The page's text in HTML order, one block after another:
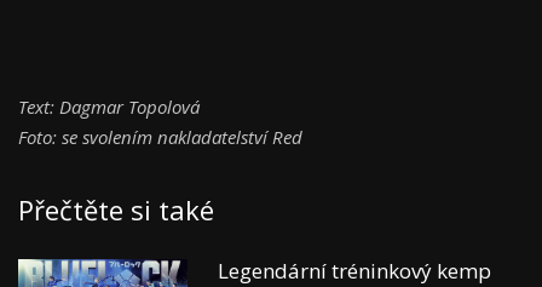
Text: Dagmar Topolová
Foto: se svolením nakladatelství Red
Přečtěte si také
Legendární tréninkový kemp